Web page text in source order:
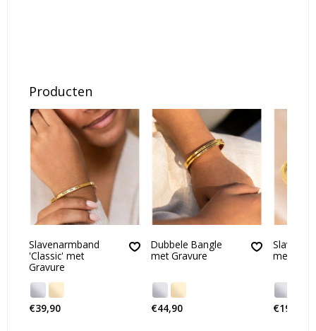
Producten
Slavenarmband
'Classic' met
Gravure
€39,90
Dubbele Bangle
met Gravure
€44,90
met
€19,90